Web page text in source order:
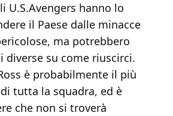
U.S.Avengers hanno lo
il Paese dalle minacce
ma potrebbero
diverse su come riuscirci.
è probabilmente il più
tutta la squadra, ed è
che non si troverà